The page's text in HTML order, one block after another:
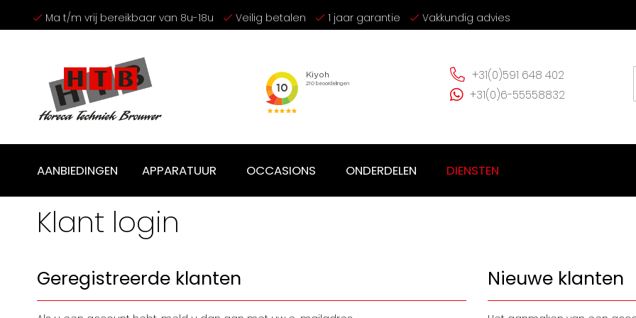
Ga
naar
Ma t/m vrij bereikbaar van 8u-18u Veilig betalen 1 jaar garantie Vakkundig advies
+31(0)591 648 402
+31(0)6-55558832
AANBIEDINGEN APPARATUUR OCCASIONS ONDERDELEN DIENSTEN
Klant login
Geregistreerde klanten Nieuwe klanten